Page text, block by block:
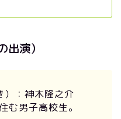
演）
）：神木隆之介
む男子高校生。